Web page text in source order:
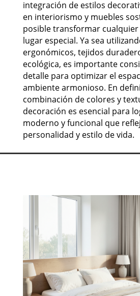
integración de estilos
en interiorismo y muebles
posible transformar cualquier
lugar especial. Ya sea
ergonómicos, tejidos
ecológica, es importante
detalle para optimizar el
ambiente armonioso. En
combinación de colores y
decoración es esencial para
moderno y funcional que
personalidad y estilo de vida.